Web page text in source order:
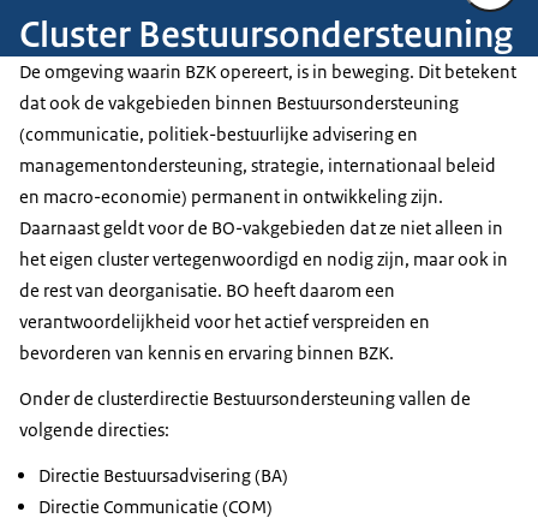
Cluster Bestuursondersteuning
De omgeving waarin BZK opereert, is in beweging. Dit betekent
dat ook de vakgebieden binnen Bestuursondersteuning
(communicatie, politiek-bestuurlijke advisering en
managementondersteuning, strategie, internationaal beleid
en macro-economie) permanent in ontwikkeling zijn.
Daarnaast geldt voor de BO-vakgebieden dat ze niet alleen in
het eigen cluster vertegenwoordigd en nodig zijn, maar ook in
de rest van deorganisatie. BO heeft daarom een
verantwoordelijkheid voor het actief verspreiden en
bevorderen van kennis en ervaring binnen BZK.
Onder de clusterdirectie Bestuursondersteuning vallen de
volgende directies:
Directie Bestuursadvisering (BA)
Directie Communicatie (COM)